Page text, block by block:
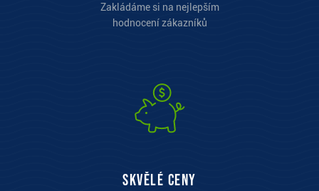
Zakládáme si na nejlepším
hodnocení zákazníků
Skvělé ceny